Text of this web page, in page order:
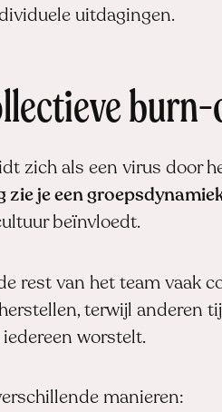
uitdagingen.
zich als een virus door
je een
beïnvloedt.
rest van het team vaak
terwijl anderen
worstelt.
manieren: